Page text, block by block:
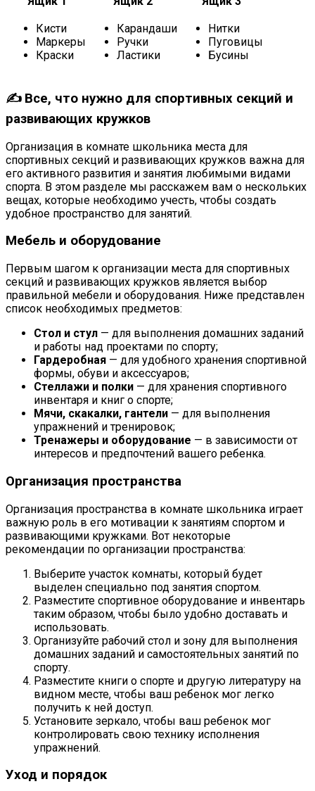
Кисти
Маркеры
Краски
Карандаши
Ручки
Ластики
Нитки
Пуговицы
Бусины
✍ Все, что нужно для спортивных секций и
развивающих кружков
Организация в комнате школьника места для
спортивных секций и развивающих кружков важна для
его активного развития и занятия любимыми видами
спорта. В этом разделе мы расскажем вам о нескольких
вещах, которые необходимо учесть, чтобы создать
удобное пространство для занятий.
Мебель и оборудование
Первым шагом к организации места для спортивных
секций и развивающих кружков является выбор
правильной мебели и оборудования. Ниже представлен
список необходимых предметов:
Стол и стул — для выполнения домашних заданий
и работы над проектами по спорту;
Гардеробная — для удобного хранения спортивной
формы, обуви и аксессуаров;
Стеллажи и полки — для хранения спортивного
инвентаря и книг о спорте;
Мячи, скакалки, гантели — для выполнения
упражнений и тренировок;
Тренажеры и оборудование — в зависимости от
интересов и предпочтений вашего ребенка.
Организация пространства
Организация пространства в комнате школьника играет
важную роль в его мотивации к занятиям спортом и
развивающими кружками. Вот некоторые
рекомендации по организации пространства:
Выберите участок комнаты, который будет
выделен специально под занятия спортом.
Разместите спортивное оборудование и инвентарь
таким образом, чтобы было удобно доставать и
использовать.
Организуйте рабочий стол и зону для выполнения
домашних заданий и самостоятельных занятий по
спорту.
Разместите книги о спорте и другую литературу на
видном месте, чтобы ваш ребенок мог легко
получить к ней доступ.
Установите зеркало, чтобы ваш ребенок мог
контролировать свою технику исполнения
упражнений.
Уход и порядок